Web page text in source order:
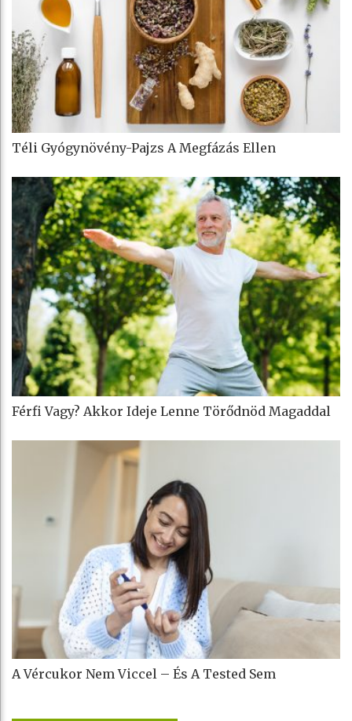
Téli Gyógynövény-Pajzs A Megfázás Ellen
Férfi Vagy? Akkor Ideje Lenne Törődnöd Magaddal
A Vércukor Nem Viccel – És A Tested Sem